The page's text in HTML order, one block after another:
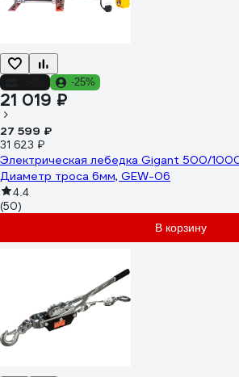
-25%
21 019 ₽
27 599 ₽
31 623 ₽
Электрическая лебедка Gigant 500/
Диаметр троса 6мм, GEW-06
4.4
(50)
В корзину